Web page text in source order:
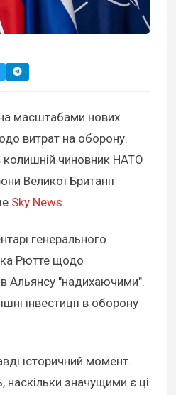
масштабами нових
витрат на оборону.
колишній чиновник НАТО
Великої Британії
Sky News.
генерального
Рютте щодо
Альянсу "надихаючими".
інвестиції в оборону
історичний момент.
значущими є ці